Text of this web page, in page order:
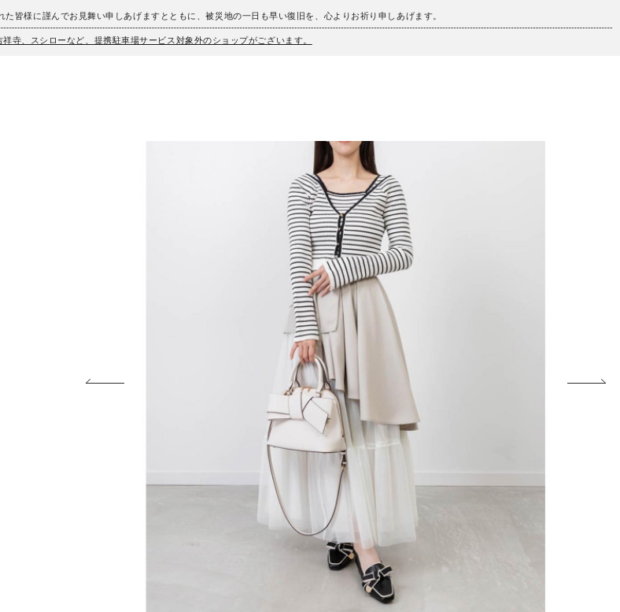
皆様に謹んでお見舞い申しあげますとともに、被災地の一日も早い復旧を、心よりお祈り申しあげます。
祥寺、スシローなど、提携駐車場サービス対象外のショップがございます。